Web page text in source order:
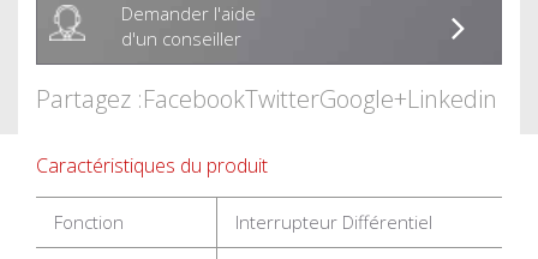
Demander l'aide
d'un conseiller
Partagez :FacebookTwitterGoogle+Linkedin
Caractéristiques du produit
Fonction Interrupteur Différentiel